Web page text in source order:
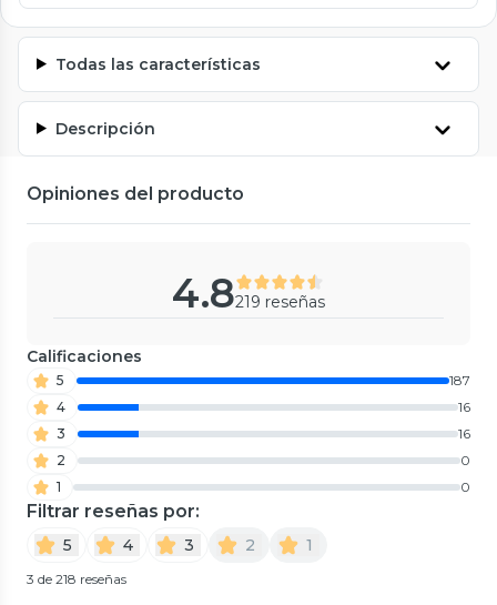
Todas las características
Descripción
Opiniones del producto
4.8219 reseñas
Calificaciones
5
187
4
16
3
16
2
0
1
0
Filtrar reseñas por:
5 4 3 2 1
3 de 218 reseñas